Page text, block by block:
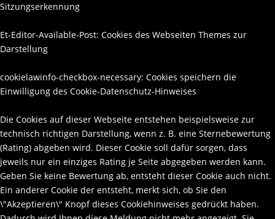
Sitzungserkennung
Et-Editor-Available-Post: Cookies des Webseiten Themes zur
Darstellung
cookielawinfo-checkbox-necessary: Cookies speichern die
Einwilligung des Cookie-Datenschutz-Hinweises
Die Cookies auf dieser Webseite entstehen beispielsweise zur
technisch richtigen Darstellung, wenn z. B. eine Sternebewertung
(Rating) abgeben wird. Dieser Cookie soll dafür sorgen, dass
jeweils nur ein einziges Rating je Seite abgegeben werden kann.
Geben Sie keine Bewertung ab, entsteht dieser Cookie auch nicht.
Ein anderer Cookie der entsteht, merkt sich, ob Sie den
\"Akzeptieren\" Knopf dieses Cookiehinweises gedrückt haben.